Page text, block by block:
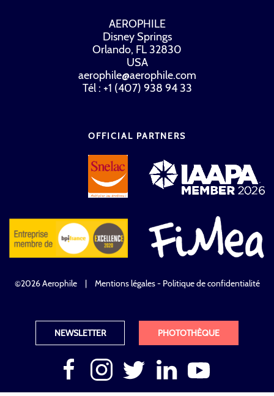
AEROPHILE
Disney Springs
Orlando, FL 32830
USA
aerophile@aerophile.com
Tél : +1 (407) 938 94 33
OFFICIAL PARTNERS
©2026 Aerophile Mentions légales - Politique de confidentialité
NEWSLETTER PHOTOTHÈQUE